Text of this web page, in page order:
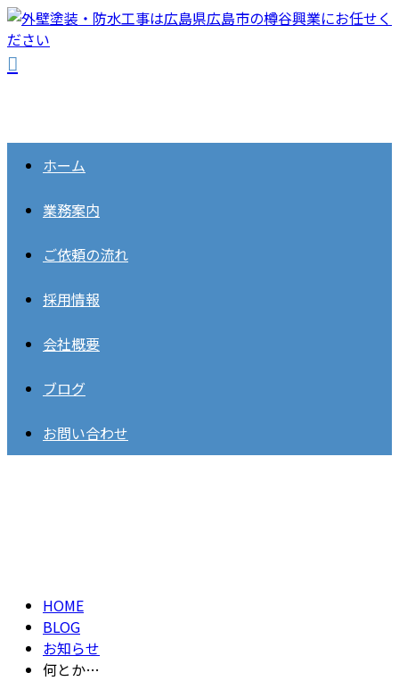
ホーム
業務案内
ご依頼の流れ
採用情報
会社概要
ブログ
お問い合わせ
HOME
BLOG
お知らせ
何とか…